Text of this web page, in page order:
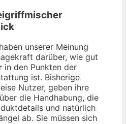
unserer Meinung
darüber, wie gut
in den Punkten der
ist. Bisherige
Nutzer, geben ihre
die Handhabung, die
und natürlich
ab. Sie müssen sich